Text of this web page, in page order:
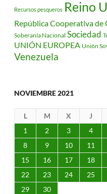
Recursos pesqueros Reino
República Cooperativa de
Soberanía Nacional Sociedad
UNIÓN EUROPEA Unión
Venezuela
NOVIEMBRE 2021
L M X J
1
2 3 4
8
9 10 11
15
16 17 18
22
23 24 25
29
30